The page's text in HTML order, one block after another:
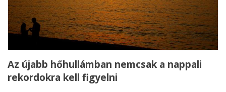
Az újabb hőhullámban nemcsak a nappali
rekordokra kell figyelni